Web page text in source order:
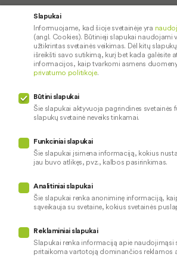
Kredito unija
Apie mus
Kontaktai
Karjera
Socialinė atsakomybė
Saugus
Palūkanų
Paslaugų
Pranešėjų
Privatumo politika
Naudojami slapukai
Pinigų plovimo prevencija
Skundų nagrinėjimas
Prieinamumo pareiškimas
Slapukai
Informuojame, kad šioje svetainėje yra
(angl. Cookies). Būtinieji slapukai naudojami
užtikrintas svetainės veikimas. Dėl kitų
išreikšti savo sutikimą, kurį bet kada galėsite
informacijos, kaip tvarkomi asmens
privatumo politikoje.
Būtini slapukai
Šie slapukai aktyvuoja pagrindines svetainės
slapukų svetainė neveiks tinkamai.
Funkciniai slapukai
Šie slapukai įsimena informaciją, kokius
jau buvo atlikęs, pvz., kalbos pasirinkimas.
Analitiniai slapukai
Šie slapukai renka anoniminę informaciją,
sąveikauja su svetaine, kokius svetainės
Reklaminiai slapukai
Slapukai renka informaciją apie naudojimąsi
pritaikoma vartotoją dominančios reklamos